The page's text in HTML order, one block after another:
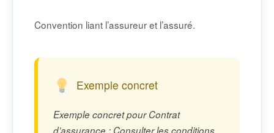
Convention liant l’assureur et l’assuré.
Exemple concret
Exemple concret pour Contrat